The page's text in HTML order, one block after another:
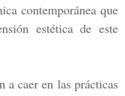
contemporánea que
estética de este
a caer en las prácticas